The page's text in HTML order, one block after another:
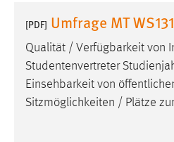
[PDF] Umfrage MT
Qualität / Verfügbarkeit von
Studentenvertreter
Einsehbarkeit von
Sitzmöglichkeiten / Plätze
Website erforderlich.
Einverständnis
Name:
Zweck: